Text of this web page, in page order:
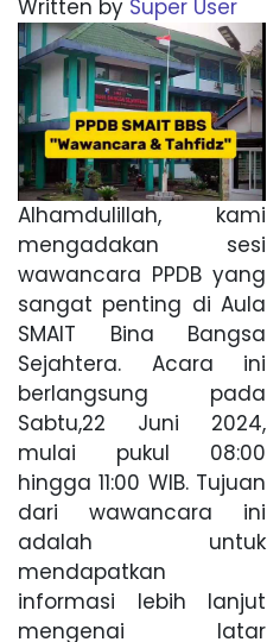
Written by Super User
Alhamdulillah, kami
mengadakan sesi
wawancara PPDB yang
sangat penting di Aula
SMAIT Bina Bangsa
Sejahtera. Acara ini
berlangsung pada
Sabtu,22 Juni 2024,
mulai pukul 08:00
hingga 11:00 WIB. Tujuan
dari wawancara ini
adalah untuk
mendapatkan
informasi lebih lanjut
mengenai latar